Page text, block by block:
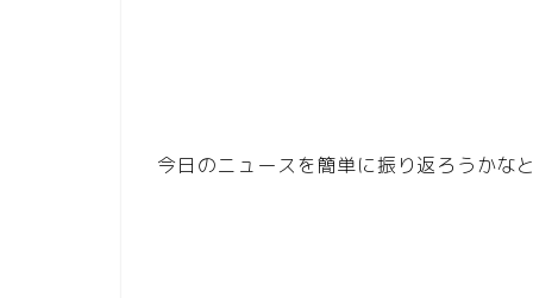
今日のニュースを簡単に振り返ろうかな